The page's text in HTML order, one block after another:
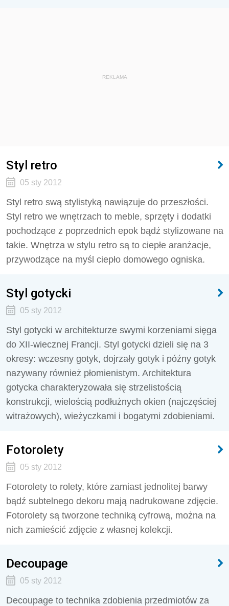
REKLAMA
Styl retro
05 sty 2012
Styl retro swą stylistyką nawiązuje do przeszłości.
Styl retro we wnętrzach to meble, sprzęty i dodatki
pochodzące z poprzednich epok bądź stylizowane na
takie. Wnętrza w stylu retro są to ciepłe aranżacje,
przywodzące na myśl ciepło domowego ogniska.
Styl gotycki
05 sty 2012
Styl gotycki w architekturze swymi korzeniami sięga
do XII-wiecznej Francji. Styl gotycki dzieli się na 3
okresy: wczesny gotyk, dojrzały gotyk i późny gotyk
nazywany również płomienistym. Architektura
gotycka charakteryzowała się strzelistością
konstrukcji, wielością podłużnych okien (najczęściej
witrażowych), wieżyczkami i bogatymi zdobieniami.
Fotorolety
05 sty 2012
Fotorolety to rolety, które zamiast jednolitej barwy
bądź subtelnego dekoru mają nadrukowane zdjęcie.
Fotorolety są tworzone techniką cyfrową, można na
nich zamieścić zdjęcie z własnej kolekcji.
Decoupage
05 sty 2012
Decoupage to technika zdobienia przedmiotów za